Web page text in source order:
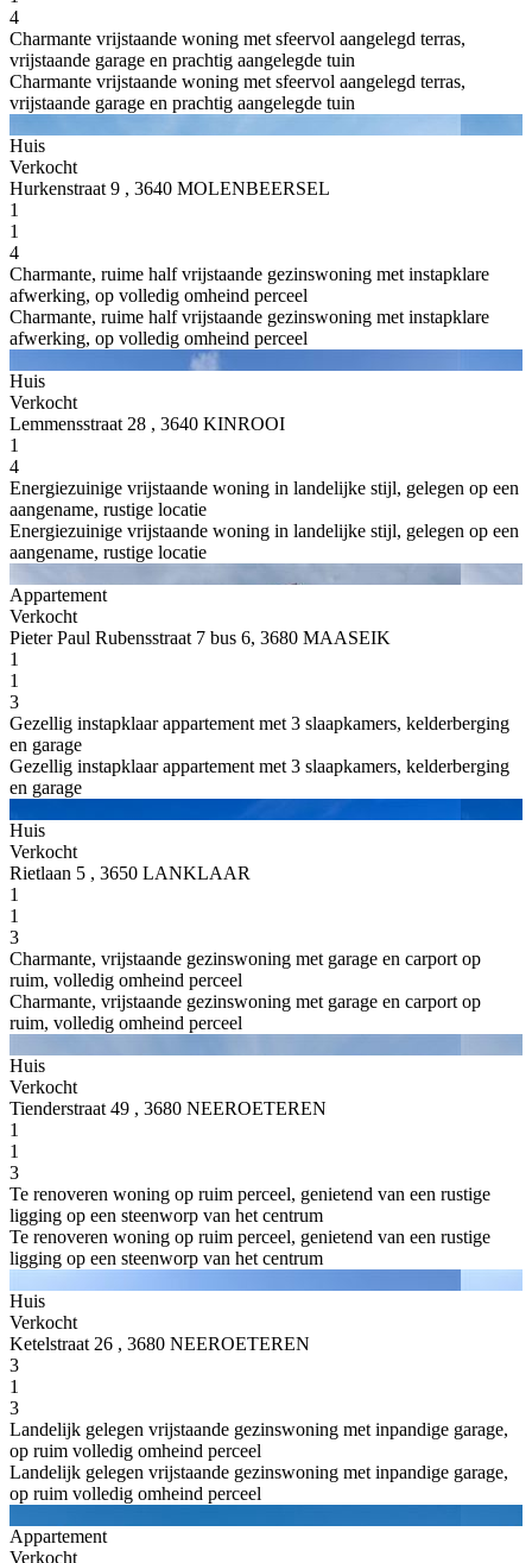
4
Charmante vrijstaande woning met sfeervol aangelegd terras,
vrijstaande garage en prachtig aangelegde tuin
Charmante vrijstaande woning met sfeervol aangelegd terras,
vrijstaande garage en prachtig aangelegde tuin
Huis
Verkocht
Hurkenstraat 9 , 3640 MOLENBEERSEL
1
1
4
Charmante, ruime half vrijstaande gezinswoning met instapklare
afwerking, op volledig omheind perceel
Charmante, ruime half vrijstaande gezinswoning met instapklare
afwerking, op volledig omheind perceel
Huis
Verkocht
Lemmensstraat 28 , 3640 KINROOI
1
4
Energiezuinige vrijstaande woning in landelijke stijl, gelegen op een
aangename, rustige locatie
Energiezuinige vrijstaande woning in landelijke stijl, gelegen op een
aangename, rustige locatie
Appartement
Verkocht
Pieter Paul Rubensstraat 7 bus 6, 3680 MAASEIK
1
1
3
Gezellig instapklaar appartement met 3 slaapkamers, kelderberging
en garage
Gezellig instapklaar appartement met 3 slaapkamers, kelderberging
en garage
Huis
Verkocht
Rietlaan 5 , 3650 LANKLAAR
1
1
3
Charmante, vrijstaande gezinswoning met garage en carport op
ruim, volledig omheind perceel
Charmante, vrijstaande gezinswoning met garage en carport op
ruim, volledig omheind perceel
Huis
Verkocht
Tienderstraat 49 , 3680 NEEROETEREN
1
1
3
Te renoveren woning op ruim perceel, genietend van een rustige
ligging op een steenworp van het centrum
Te renoveren woning op ruim perceel, genietend van een rustige
ligging op een steenworp van het centrum
Huis
Verkocht
Ketelstraat 26 , 3680 NEEROETEREN
3
1
3
Landelijk gelegen vrijstaande gezinswoning met inpandige garage,
op ruim volledig omheind perceel
Landelijk gelegen vrijstaande gezinswoning met inpandige garage,
op ruim volledig omheind perceel
Appartement
Verkocht